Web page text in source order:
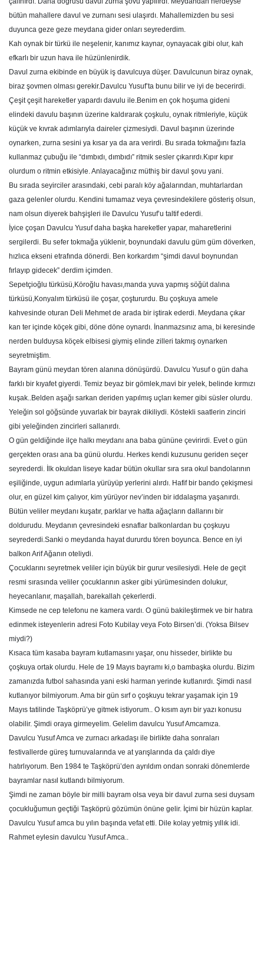
bütün mahallere davul ve zurnanı sesi ulaşırdı. Mahallemizden bu sesi
duyunca geze geze meydana gider onları seyrederdim.
Kah oynak bir türkü ile neşelenir, kanımız kaynar, oynayacak gibi olur, kah
efkarlı bir uzun hava ile hüzünlenirdik.
Davul zurna ekibinde en büyük iş davulcuya düşer. Davulcunun biraz oynak,
biraz şovmen olması gerekir.Davulcu Yusuf’ta bunu bilir ve iyi de becerirdi.
Çeşit çeşit hareketler yapardı davulu ile.Benim en çok hoşuma gideni
elindeki davulu başının üzerine kaldırarak çoşkulu, oynak ritmleriyle, küçük
küçük ve kıvrak adımlarıyla daireler çizmesiydi. Davul başının üzerinde
oynarken, zurna sesini ya kısar ya da ara verirdi. Bu sırada tokmağını fazla
kullanmaz çubuğu ile “dımbıdı, dımbıdı” ritmik sesler çıkarırdı.Kıpır kıpır
olurdum o ritmin etkisiyle. Anlayacağınız müthiş bir davul şovu yani.
Bu sırada seyirciler arasındaki, cebi paralı köy ağalarından, muhtarlardan
gaza gelenler olurdu. Kendini tumamaz veya çevresindekilere gösteriş olsun,
nam olsun diyerek bahşişleri ile Davulcu Yusuf’u taltif ederdi.
İyice çoşan Davulcu Yusuf daha başka hareketler yapar, maharetlerini
sergilerdi. Bu sefer tokmağa yüklenir, boynundaki davulu güm güm döverken,
hızlıca ekseni etrafında dönerdi. Ben korkardım “şimdi davul boynundan
fırlayıp gidecek” derdim içimden.
Sepetçioğlu türküsü,Köroğlu havası,manda yuva yapmış söğüt dalına
türküsü,Konyalım türküsü ile çoşar, çoştururdu. Bu çoşkuya amele
kahvesinde oturan Deli Mehmet de arada bir iştirak ederdi. Meydana çıkar
kan ter içinde köçek gibi, döne döne oynardı. İnanmazsınız ama, bi keresinde
nerden bulduysa köçek elbisesi giymiş elinde zilleri takmış oynarken
seyretmiştim.
Bayram günü meydan tören alanına dönüşürdü. Davulcu Yusuf o gün daha
farklı bir kıyafet giyerdi. Temiz beyaz bir gömlek,mavi bir yelek, belinde kırmızı
kuşak..Belden aşağı sarkan deriden yapılmış uçları kemer gibi süsler olurdu.
Yeleğin sol göğsünde yuvarlak bir bayrak dikiliydi. Köstekli saatlerin zinciri
gibi yeleğinden zincirleri sallanırdı.
O gün geldiğinde ilçe halkı meydanı ana baba gününe çevirirdi. Evet o gün
gerçekten orası ana ba günü olurdu. Herkes kendi kuzusunu geriden seçer
seyrederdi. İlk okuldan liseye kadar bütün okullar sıra sıra okul bandolarının
eşiliğinde, uygun adımlarla yürüyüp yerlerini alırdı. Hafif bir bando çekişmesi
olur, en güzel kim çalıyor, kim yürüyor nev’inden bir iddalaşma yaşanırdı.
Bütün veliler meydanı kuşatır, parklar ve hatta ağaçların dallarını bir
doldurudu. Meydanın çevresindeki esnaflar balkonlardan bu çoşkuyu
seyrederdi.Sanki o meydanda hayat dururdu tören boyunca. Bence en iyi
balkon Arif Ağanın oteliydi.
Çocuklarını seyretmek veliler için büyük bir gurur vesilesiydi. Hele de geçit
resmi sırasında veliler çocuklarının asker gibi yürümesinden dolukur,
heyecanlanır, maşallah, barekallah çekerlerdi.
Kimsede ne cep telefonu ne kamera vardı. O günü bakileştirmek ve bir hatıra
edinmek isteyenlerin adresi Foto Kubilay veya Foto Birsen’di. (Yoksa Bilsev
miydi?)
Kısaca tüm kasaba bayram kutlamasını yaşar, onu hisseder, birlikte bu
çoşkuya ortak olurdu. Hele de 19 Mayıs bayramı ki,o bambaşka olurdu. Bizim
zamanızda futbol sahasında yani eski harman yerinde kutlanırdı. Şimdi nasıl
kutlanıyor bilmiyorum. Ama bir gün sırf o çoşkuyu tekrar yaşamak için 19
Mayıs tatilinde Taşköprü’ye gitmek istiyorum.. O kısım ayrı bir yazı konusu
olabilir. Şimdi oraya girmeyelim. Gelelim davulcu Yusuf Amcamıza.
Davulcu Yusuf Amca ve zurnacı arkadaşı ile birlikte daha sonraları
festivallerde güreş turnuvalarında ve at yarışlarında da çaldı diye
hatırlıyorum. Ben 1984 te Taşköprü’den ayrıldım ondan sonraki dönemlerde
bayramlar nasıl kutlandı bilmiyorum.
Şimdi ne zaman böyle bir milli bayram olsa veya bir davul zurna sesi duysam
çocukluğumun geçtiği Taşköprü gözümün önüne gelir. İçimi bir hüzün kaplar.
Davulcu Yusuf amca bu yılın başında vefat etti. Dile kolay yetmiş yıllık idi.
Rahmet eylesin davulcu Yusuf Amca..